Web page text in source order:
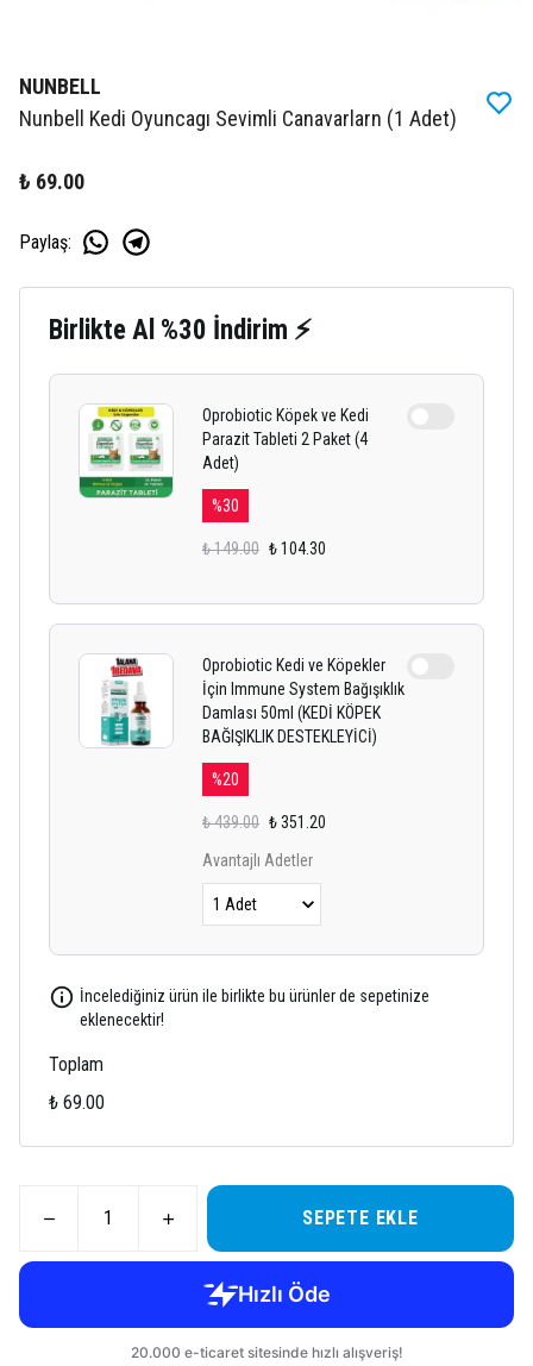
NUNBELL
Nunbell Kedi Oyuncagı Sevimli Canavarlarn (1 Adet)
₺ 69.00
Paylaş:
Birlikte Al %30 İndirim ⚡
Oprobiotic Köpek ve Kedi
Parazit Tableti 2 Paket (4
Adet)
%30
₺ 149.00 ₺ 104.30
Oprobiotic Kedi ve Köpekler
İçin Immune System Bağışıklık
Damlası 50ml (KEDİ KÖPEK
BAĞIŞIKLIK DESTEKLEYİCİ)
%20
₺ 439.00 ₺ 351.20
Avantajlı Adetler
İncelediğiniz ürün ile birlikte bu ürünler de sepetinize
eklenecektir!
Toplam
₺ 69.00
SEPETE EKLE